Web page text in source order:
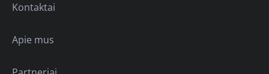
Kontaktai
Apie mus